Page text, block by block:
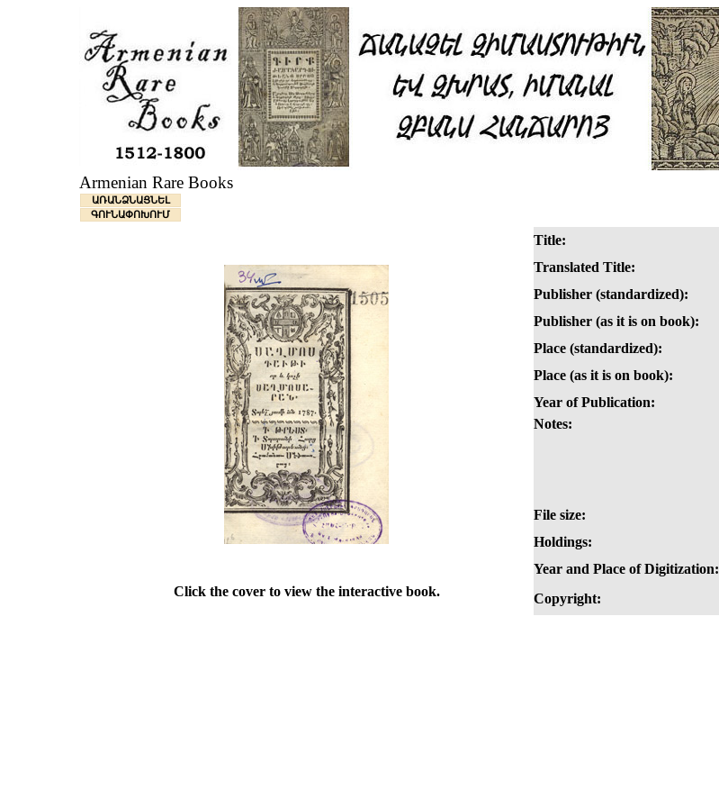
Armenian Rare Books
ԱՌԱՆՁՆԱՑՆԵԼ
ԳՈՒՆԱՓՈԽՈՒՄ
Title:
Translated Title:
Publisher (standardized):
Publisher (as it is on book):
Place (standardized):
Place (as it is on book):
Year of Publication:
Notes:
File size:
Holdings:
Year and Place of Digitization:
Click the cover to view the interactive book.
Copyright: